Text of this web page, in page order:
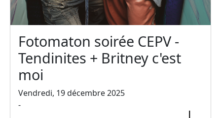
Fotomaton soirée CEPV -
Tendinites + Britney c'est
moi
Vendredi, 19 décembre 2025
-